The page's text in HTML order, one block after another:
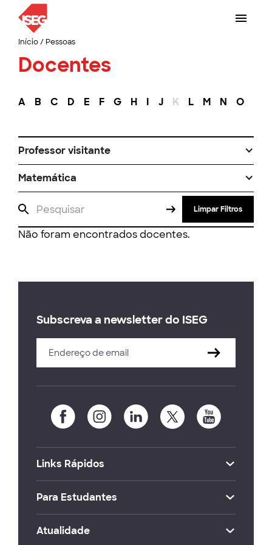
Início/ Pessoas
Docentes
A B C D E F G H I J K L M N O
Professor visitante
Matemática
Limpar Filtros
Não foram encontrados docentes.
Subscreva a newsletter do ISEG
Links Rápidos
Para Estudantes
Atualidade